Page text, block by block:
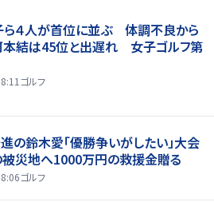
４人が首位に並ぶ 体調不良から
本結は45位と出遅れ 女子ゴルフ第
ゴルフ
の鈴木愛「優勝争いがしたい」大会
災地へ1000万円の救援金贈る
ゴルフ